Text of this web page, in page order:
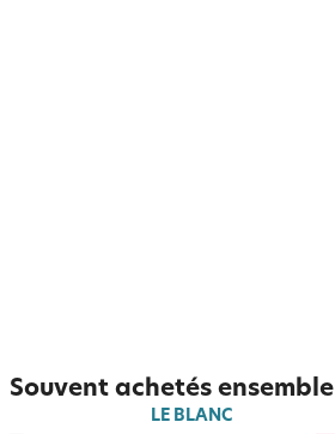
Souvent achetés ensemble
LE BLANC